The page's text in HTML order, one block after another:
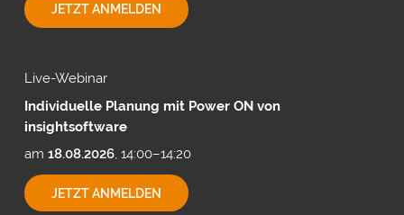
JETZT ANMELDENEXPORTMÖGLICHKEITEN
MIT
Live-Webinar
Individuelle Planung mit Power ON von
insightsoftware
am 18.08.2026, 14:00–14:20
JETZT ANMELDENINDIVIDUELLE
PLANUNG